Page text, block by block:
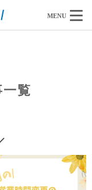
MENU
一覧